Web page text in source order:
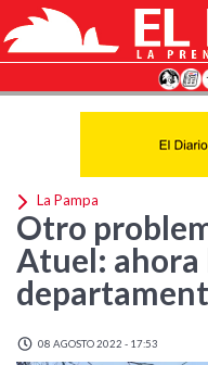
La Pampa
Otro
Atuel: ahora
08 AGOSTO 2022 - 17:53